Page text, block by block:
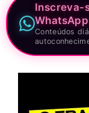
Inscreva-
WhatsApp
Conteúdos